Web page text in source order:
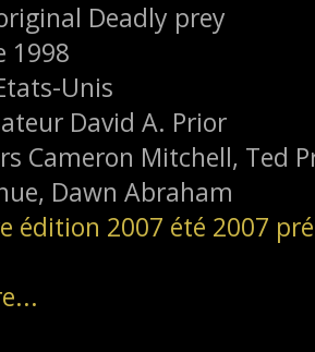
Deadly prey
1998
Unis
David A. Prior
Cameron Mitchell, Ted
Dawn Abraham
édition 2007 été 2007